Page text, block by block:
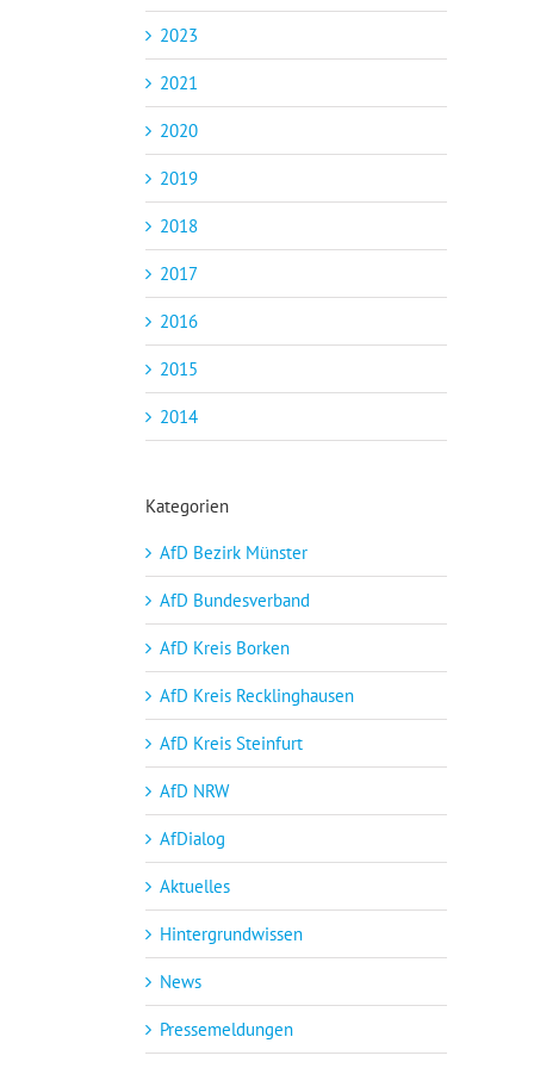
2023
2021
2020
2019
2018
2017
2016
2015
2014
Kategorien
AfD Bezirk Münster
AfD Bundesverband
AfD Kreis Borken
AfD Kreis Recklinghausen
AfD Kreis Steinfurt
AfD NRW
AfDialog
Aktuelles
Hintergrundwissen
News
Pressemeldungen